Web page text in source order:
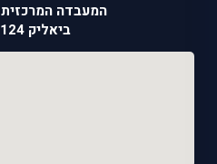
המעבדה המרכזית TAS ISRAEL
ביאליק 124 רמת גן